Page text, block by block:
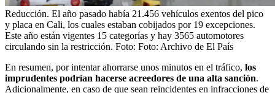
Reducción. El año pasado había 21.456 vehículos exentos del pico
y placa en Cali, los cuales estaban cobijados por 19 excepciones.
Este año están vigentes 15 categorías y hay 3565 automotores
circulando sin la restricción. Foto: Foto: Archivo de El País
En resumen, por intentar ahorrarse unos minutos en el tráfico, los
imprudentes podrían hacerse acreedores de una alta sanción.
Adicionalmente, en caso de que sean reincidentes en infracciones de